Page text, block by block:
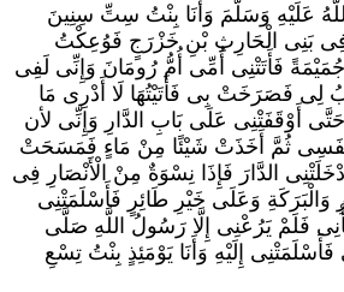
عَلَيْهِ وَسَلَّمَ وَأَنَا بِنْتُ سِتِّ سِنِينَ
فِى بَنِى الْحَارِثِ بْنِ خَزْرَجٍ فَوُعِكْتُ
فَأَتَتْنِى أُمِّى أُمُّ رُومَانَ وَإِنِّى لَفِى
فَصَرَخَتْ بِى فَأَتَيْتُهَا لَا أَدْرِى مَا
أَوْقَفَتْنِى عَلَى بَابِ الدَّارِ وَإِنِّى لأن
ثُمَّ أَخَذَتْ شَيْئًا مِنْ مَاءٍ فَمَسَحَتْ
الدَّارَ فَإِذَا نِسْوَةٌ مِنْ الْأَنْصَارِ فِى
وَعَلَى خَيْرِ طَائِرٍ فَأَسْلَمَتْنِى
فَلَمْ يَرُعْنِى إِلَّا رَسُولُ اللَّهِ صَلَّى
إِلَيْهِ وَأَنَا يَوْمَئِذٍ بِنْتُ تِسْعِ